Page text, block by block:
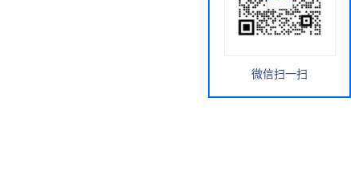
微信扫一扫